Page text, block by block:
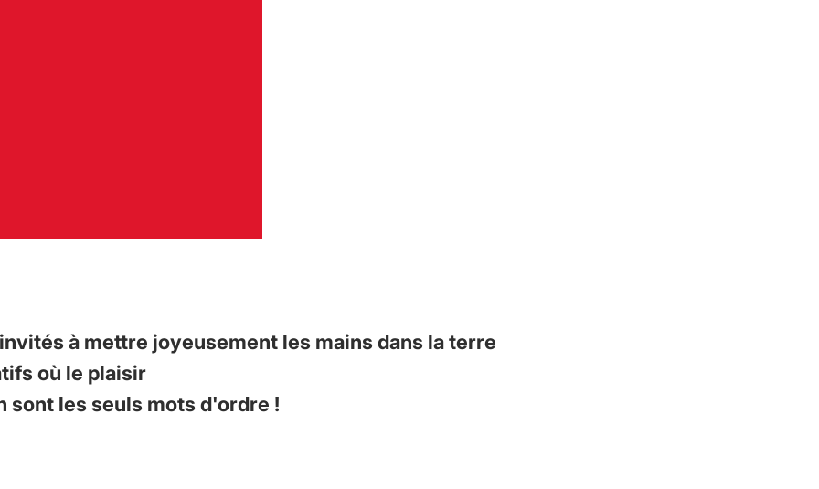
à mettre joyeusement les mains dans la terre
où le plaisir
sont les seuls mots d'ordre !